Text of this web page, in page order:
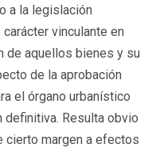
a la legislación
vinculante en
de aquellos bienes y su
de la aprobación
el órgano urbanístico
definitiva. Resulta obvio
cierto margen a efectos